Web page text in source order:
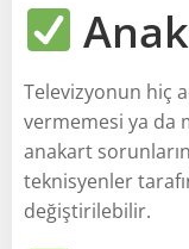
Televizyonun hiç
vermemesi ya da
anakart
teknisyenler
değiştirilebilir.